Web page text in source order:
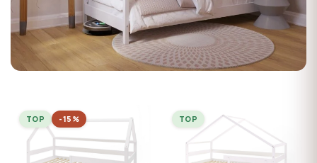
TOP -15% TOP